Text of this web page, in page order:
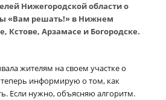
Нижегородской области о
«Вам решать!» в Нижнем
Кстове, Арзамасе и Богородске.
жителям на своем участке о
информирую о том, как
Если нужно, объясняю алгоритм.